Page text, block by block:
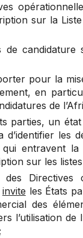
sur la
de candidature
pour la
en
de
parties, un
les
entravent la
sur les
des Directives
invite les États
des
l’utilisation de